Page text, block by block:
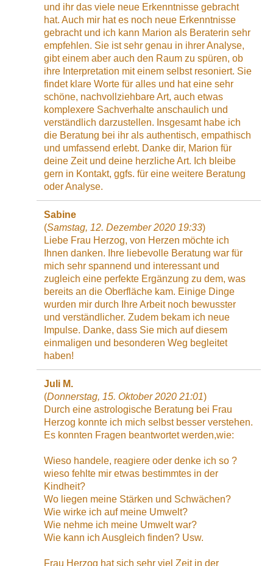
und ihr das viele neue Erkenntnisse gebracht
hat. Auch mir hat es noch neue Erkenntnisse
gebracht und ich kann Marion als Beraterin sehr
empfehlen. Sie ist sehr genau in ihrer Analyse,
gibt einem aber auch den Raum zu spüren, ob
ihre Interpretation mit einem selbst resoniert. Sie
findet klare Worte für alles und hat eine sehr
schöne, nachvollziehbare Art, auch etwas
komplexere Sachverhalte anschaulich und
verständlich darzustellen. Insgesamt habe ich
die Beratung bei ihr als authentisch, empathisch
und umfassend erlebt. Danke dir, Marion für
deine Zeit und deine herzliche Art. Ich bleibe
gern in Kontakt, ggfs. für eine weitere Beratung
oder Analyse.
Sabine
(Samstag, 12. Dezember 2020 19:33)
Liebe Frau Herzog, von Herzen möchte ich
Ihnen danken. Ihre liebevolle Beratung war für
mich sehr spannend und interessant und
zugleich eine perfekte Ergänzung zu dem, was
bereits an die Oberfläche kam. Einige Dinge
wurden mir durch Ihre Arbeit noch bewusster
und verständlicher. Zudem bekam ich neue
Impulse. Danke, dass Sie mich auf diesem
einmaligen und besonderen Weg begleitet
haben!
Juli M.
(Donnerstag, 15. Oktober 2020 21:01)
Durch eine astrologische Beratung bei Frau
Herzog konnte ich mich selbst besser verstehen.
Es konnten Fragen beantwortet werden,wie:
Wieso handele, reagiere oder denke ich so ?
wieso fehlte mir etwas bestimmtes in der
Kindheit?
Wo liegen meine Stärken und Schwächen?
Wie wirke ich auf meine Umwelt?
Wie nehme ich meine Umwelt war?
Wie kann ich Ausgleich finden? Usw.
Frau Herzog hat sich sehr viel Zeit in der